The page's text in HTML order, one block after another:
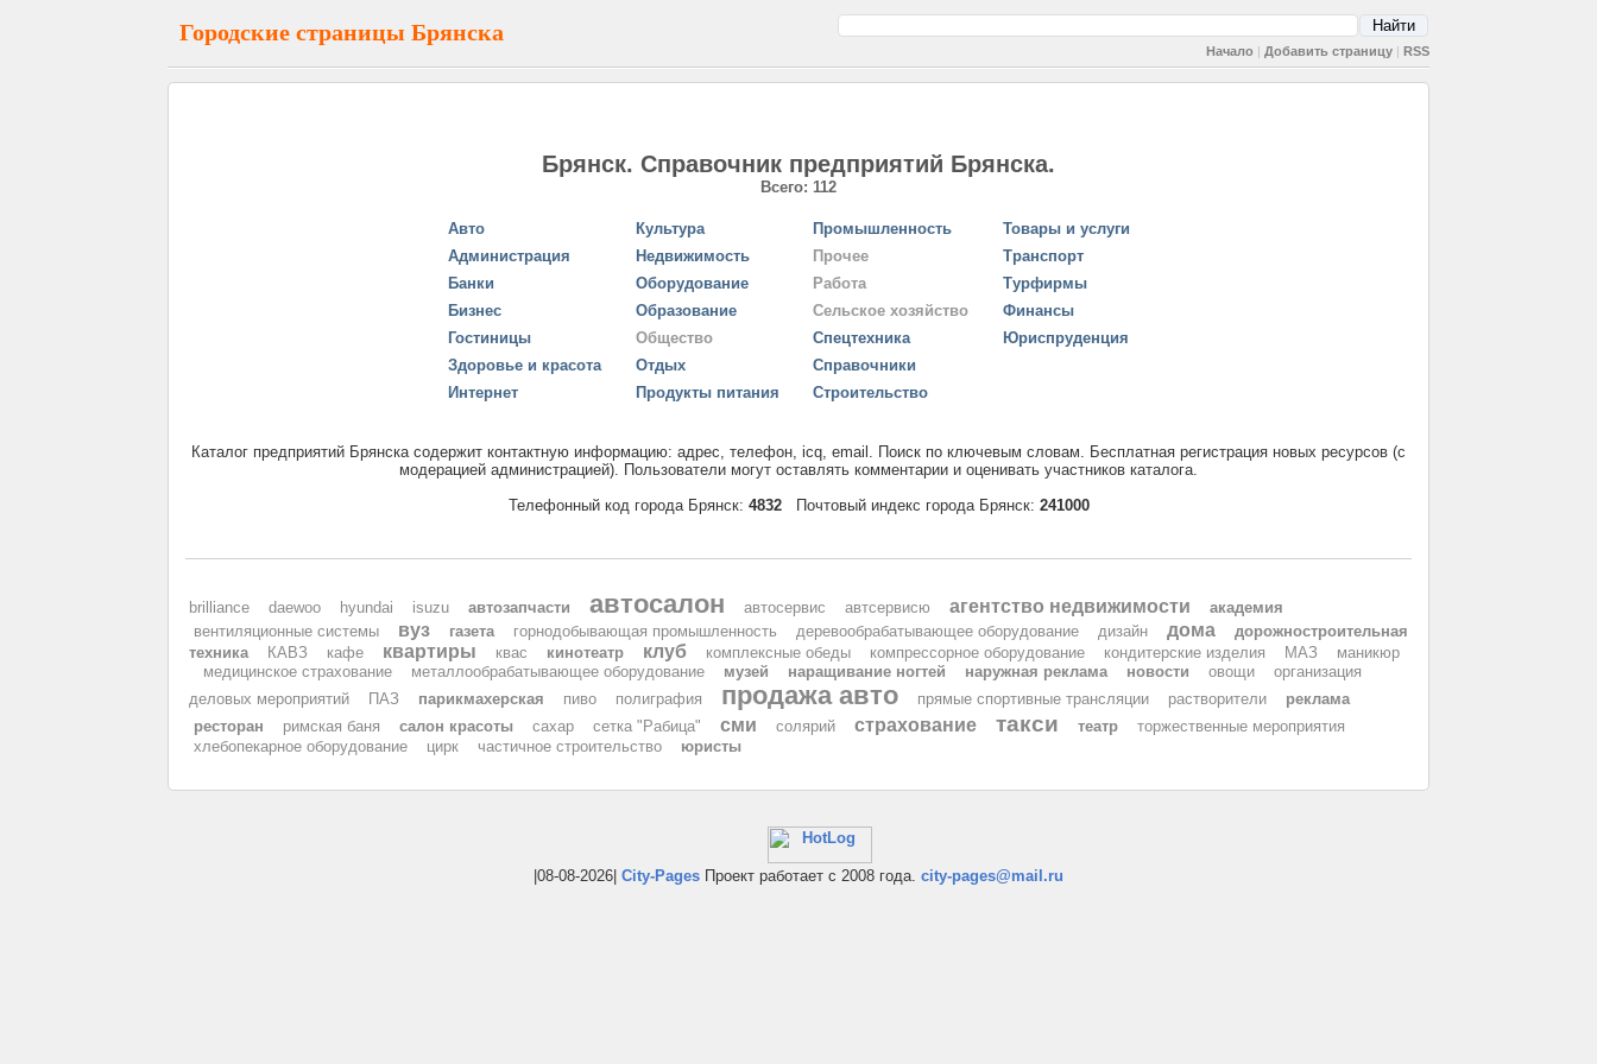
Городские страницы Брянска
Начало | Добавить страницу | RSS
Брянск. Справочник предприятий Брянска.
Всего: 112
Авто
Администрация
Банки
Бизнес
Гостиницы
Здоровье и красота
Интернет
Культура
Недвижимость
Оборудование
Образование
Общество
Отдых
Продукты питания
Промышленность
Прочее
Работа
Сельское хозяйство
Спецтехника
Справочники
Строительство
Товары и услуги
Транспорт
Турфирмы
Финансы
Юриспруденция
Каталог предприятий Брянска содержит контактную информацию: адрес, телефон, icq, email. Поиск по ключевым словам. Бесплатная регистрация новых ресурсов (с
модерацией администрацией). Пользователи могут оставлять комментарии и оценивать участников каталога.
Телефонный код города Брянск: 4832Почтовый индекс города Брянск: 241000
brilliance daewoo hyundai isuzu автозапчасти автосалон автосервис автсервисю агентство недвижимости
академия
вентиляционные системы
вуз газета горнодобывающая промышленность деревообрабатывающее оборудование дизайн дома
дорожностроительная
техника
КАВЗ кафе квартиры квас кинотеатр клуб комплексные обеды компрессорное оборудование кондитерские изделия МАЗ
маникюр
медицинское страхование
металлообрабатывающее оборудование музей наращивание ногтей наружная реклама новости овощи
организация
деловых мероприятий
ПАЗ парикмахерская пиво полиграфия продажа авто прямые спортивные трансляции растворители
реклама
ресторан
римская баня салон красоты сахар сетка "Рабица" сми солярий страхование такси театр
торжественные мероприятия
хлебопекарное оборудование
цирк частичное строительство юристы
|08-08-2026| City-Pages Проект работает с 2008 года. city-pages@mail.ru